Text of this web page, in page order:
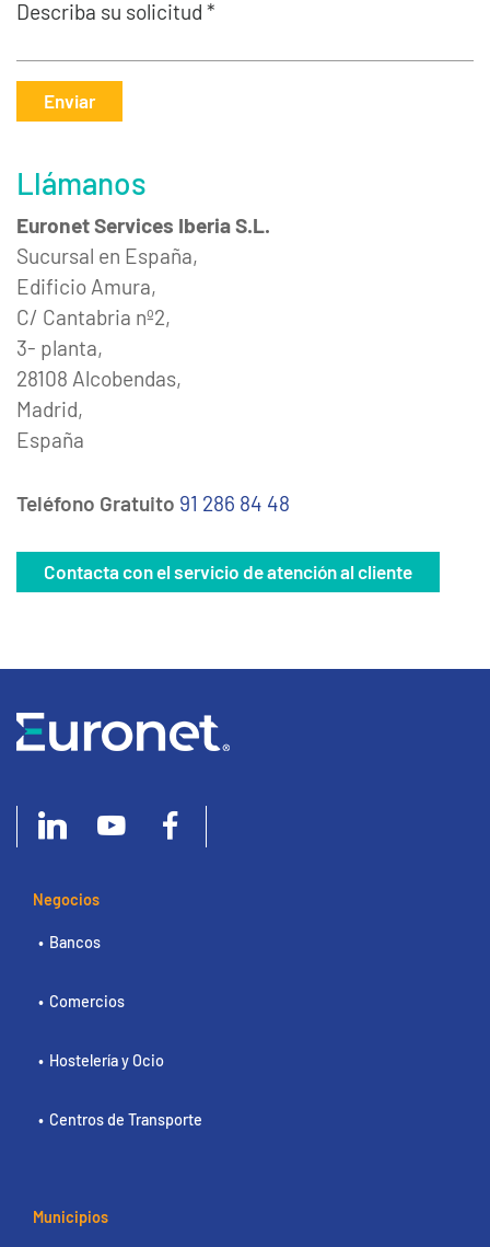
Describa su solicitud *
Enviar
Llámanos
Euronet Services Iberia S.L.
Sucursal en España,
Edificio Amura,
C/ Cantabria nº2,
3- planta,
28108 Alcobendas,
Madrid,
España
Teléfono Gratuito 91 286 84 48
Contacta con el servicio de atención al cliente
Negocios
Bancos
Comercios
Hostelería y Ocio
Centros de Transporte
Municipios